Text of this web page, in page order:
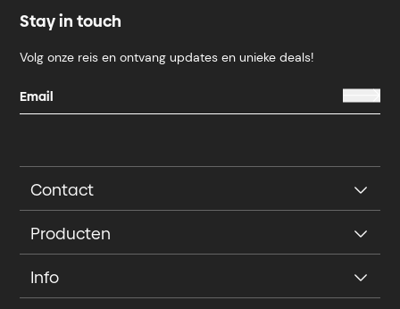
Stay in touch
Volg onze reis en ontvang updates en unieke deals!
Contact
Producten
Info